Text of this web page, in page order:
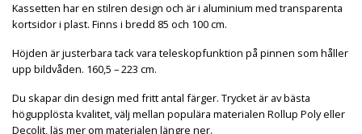
Kassetten har en stilren design och är i aluminium med transparenta
kortsidor i plast. Finns i bredd 85 och 100 cm.
Höjden är justerbara tack vara teleskopfunktion på pinnen som håller
upp bildvåden. 160,5 – 223 cm.
Du skapar din design med fritt antal färger. Trycket är av bästa
högupplösta kvalitet, välj mellan populära materialen Rollup Poly eller
Decolit, läs mer om materialen längre ner.